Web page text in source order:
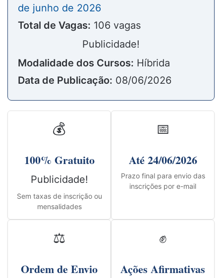
de junho de 2026
Total de Vagas: 106 vagas
Publicidade!
Modalidade dos Cursos: Híbrida
Data de Publicação: 08/06/2026
💰
100% Gratuito
Publicidade!
Sem taxas de inscrição ou
mensalidades
📅
Até 24/06/2026
Prazo final para envio das
inscrições por e-mail
⚖️
Ordem de Envio
✊
Ações Afirmativas